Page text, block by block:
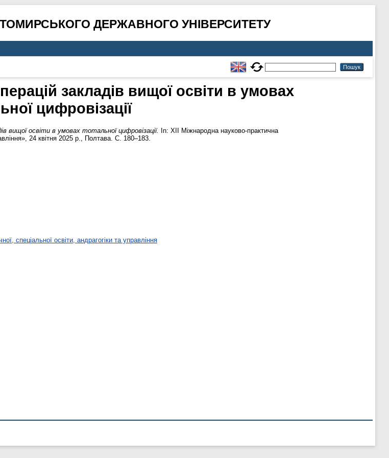
ДЕРЖАВНОГО УНІВЕРСИТЕТУ
закладів вищої освіти в умовах
цифровізації
вищої освіти в умовах тотальної цифровізації.
In: XII Міжнародна науково-практична
24 квітня 2025 р., Полтава. С. 180–183.
спеціальної освіти, андрагогіки та управління